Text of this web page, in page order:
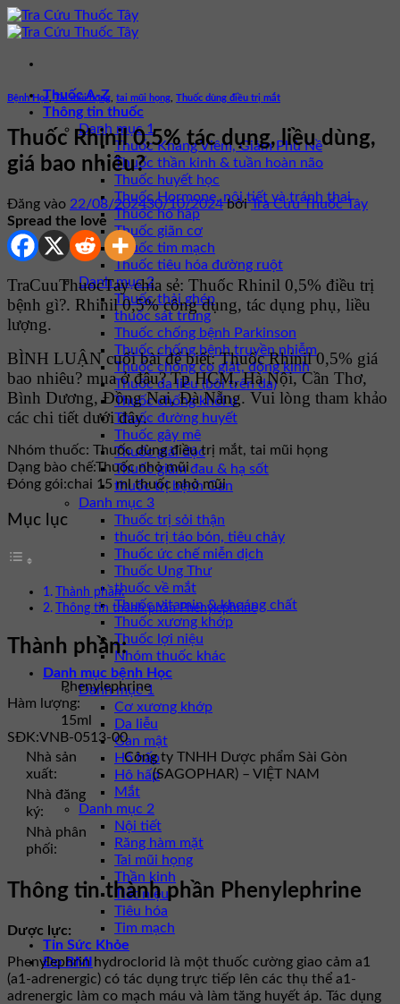
Bỏ
qua
dung
Thuốc A-Z
Thông tin thuốc
Danh mục 1
Thuốc Kháng Viêm, Giảm Phù Nề
Thuốc thần kinh & tuần hoàn não
Thuốc huyết học
Thuốc Hormone, nội tiết và tránh thai
Thuốc hô hấp
Thuốc giãn cơ
Thuốc tim mạch
Thuốc tiêu hóa đường ruột
Danh mục 2
Thuốc thải ghép
thuốc sát trùng
Thuốc chống bệnh Parkinson
Thuốc chống bệnh truyền nhiễm
Thuốc chống co giật, động kinh
Thuốc da liễu (bôi trên da)
Thuốc chống khối u
Thuốc đường huyết
Thuốc gây mê
Thuốc giải độc
Thuốc giảm đau & hạ sốt
thuốc trị bệnh Gan
Danh mục 3
Thuốc trị sỏi thận
thuốc trị táo bón, tiêu chảy
Thuốc ức chế miễn dịch
Thuốc Ung Thư
thuốc về mắt
Thuốc vitamin & khoáng chất
Thuốc xương khớp
Thuốc lợi niệu
Nhóm thuốc khác
Danh mục bệnh Học
Danh mục 1
Cơ xương khớp
Da liễu
Gan mật
Hô hấp
Hô hấp
Mắt
Danh mục 2
Nội tiết
Răng hàm mặt
Tai mũi họng
Thần kinh
Tiết niệu
Tiêu hóa
Tim mạch
Tin Sức Khỏe
Đo BMI
Bệnh Học ,Tai mũi họng tai mũi họng Thuốc dùng điều trị mắt
Thuốc Rhinil 0,5% tác dụng, liều dùng,
giá bao nhiêu?
Đăng vào 22/08/202430/10/2024 bởiTra Cứu Thuốc Tây
Spread the love
TraCuuThuocTay chia sẻ: Thuốc Rhinil 0,5% điều trị
bệnh gì?. Rhinil 0,5% công dụng, tác dụng phụ, liều
lượng.
BÌNH LUẬN cuối bài để biết: Thuốc Rhinil 0,5% giá
bao nhiêu? mua ở đâu? Tp HCM, Hà Nội, Cần Thơ,
Bình Dương, Đồng Nai, Đà Nẵng. Vui lòng tham khảo
các chi tiết dưới đây.
Nhóm thuốc: Thuốc dùng điều trị mắt, tai mũi họng
Dạng bào chế:Thuốc nhỏ mũi
Đóng gói:chai 15 ml thuốc nhỏ mũi
Mục lục
Thành phần:
Thông tin thành phần Phenylephrine
Thành phần:
Phenylephrine
Hàm lượng:
15ml
SĐK:VNB-0513-00
Nhà sản
xuất:
Công ty TNHH Dược phẩm Sài Gòn
(SAGOPHAR) – VIỆT NAM
Nhà đăng
ký:
Nhà phân
phối:
Thông tin thành phần Phenylephrine
Dược lực:
Phenylephrin hydroclorid là một thuốc cường giao cảm a1
(a1-adrenergic) có tác dụng trực tiếp lên các thụ thể a1-
adrenergic làm co mạch máu và làm tăng huyết áp. Tác dụng